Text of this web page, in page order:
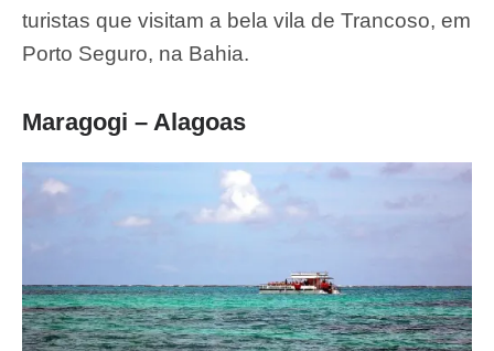
turistas que visitam a bela vila de Trancoso, em
Porto Seguro, na Bahia.
Maragogi – Alagoas